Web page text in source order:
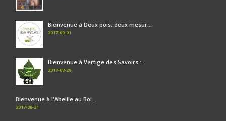
Bienvenue à Deux pois, deux mesur...
2017-09-01
Bienvenue à Vertige des Savoirs :...
2017-08-29
Bienvenue à l'Abeille au Boi...
2017-08-21